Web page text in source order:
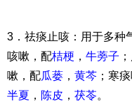
3．祛痰止咳：用于多种
咳嗽，配桔梗 ， 牛蒡子
嗽，配瓜蒌 ， 黄芩 ；寒
半夏 ， 陈皮 ， 茯苓。